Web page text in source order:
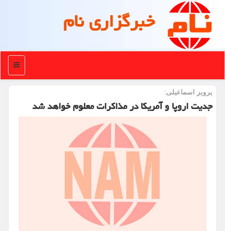
خبرگزاری نام
منو
پرویز اسماعیلی:
جدیت اروپا و آمریکا در مذاکرات معلوم خواهد شد